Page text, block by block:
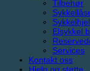
Tilbehør
Elsykkel
Services
Kontakt oss
Hjelp og støtte